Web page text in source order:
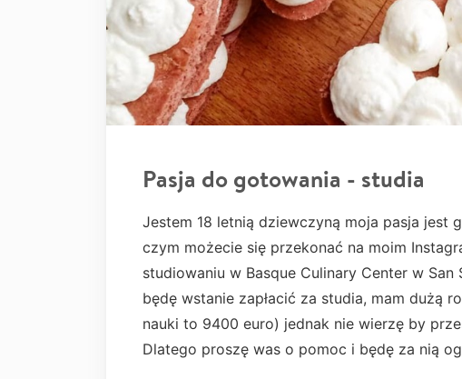
Pasja do gotowania - studia
Jestem 18 letnią dziewczyną moja pasja jest
czym możecie się przekonać na moim
studiowaniu w Basque Culinary Center w
będę wstanie zapłacić za studia, mam dużą
nauki to 9400 euro) jednak nie wierzę by
Dlatego proszę was o pomoc i będę za nią